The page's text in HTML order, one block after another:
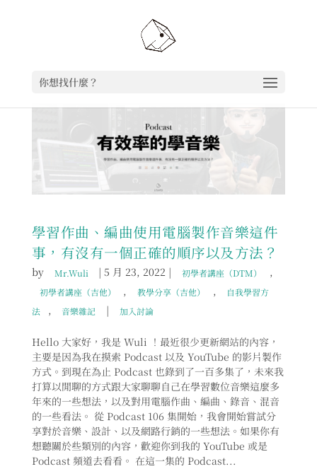
你想找什麼？
學習作曲、編曲使用電腦製作音樂這件
事，有沒有一個正確的順序以及方法？
by Mr.Wuli |5 月 23, 2022 | 初學者講座（DTM） ,
初學者講座（吉他） , 教學分享（吉他） ,
自我學習方
法
, 音樂雜記 | 加入討論
Hello 大家好，我是 Wuli ！最近很少更新網站的內容，
主要是因為我在摸索 Podcast 以及 YouTube 的影片製作
方式。到現在為止 Podcast 也錄到了一百多集了，未來我
打算以閒聊的方式跟大家聊聊自己在學習數位音樂這麼多
年來的一些想法，以及對用電腦作曲、編曲、錄音、混音
的一些看法。 從 Podcast 106 集開始，我會開始嘗試分
享對於音樂、設計、以及網路行銷的一些想法。如果你有
想聽關於些類別的內容，歡迎你到我的 YouTube 或是
Podcast 頻道去看看。 在這一集的 Podcast...